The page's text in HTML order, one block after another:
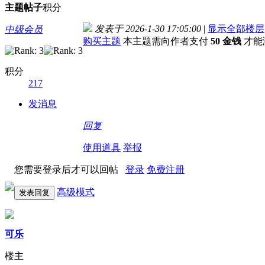
主题帖子积分
中级会员
积分
217
发消息
发表于 2026-1-30 17:05:00 | 显示全部楼层
购买主题 本主题需向作者支付 50 金钱 才能
回复
使用道具 举报
您需要登录后才可以回帖 登录 免费注册
发表回复 高级模式
可乐
楼主